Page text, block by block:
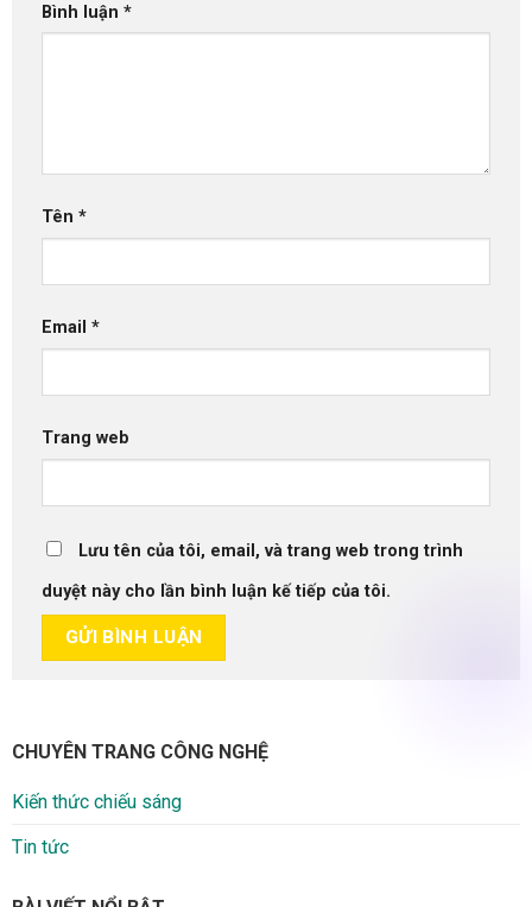
Bình luận *
Tên *
Email *
Trang web
Lưu tên của tôi, email, và trang web trong trình
duyệt này cho lần bình luận kế tiếp của tôi.
CHUYÊN TRANG CÔNG NGHỆ
Kiến thức chiếu sáng
Tin tức